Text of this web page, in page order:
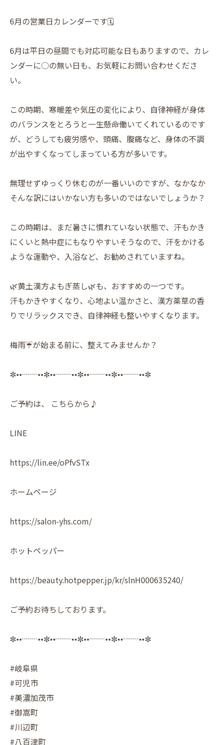
6月の営業日カレンダーです🗓️
6月は平日の昼間でも対応可能な日もありますので、カレ
ンダーに○の無い日も、お気軽にお問い合わせくださ
い。
この時期、寒暖差や気圧の変化により、自律神経が身体
のバランスをとろうと一生懸命働いてくれているのです
が、どうしても疲労感や、頭痛、腹痛など、身体の不調
が出やすくなってしまっている方が多いです。
無理せずゆっくり休むのが一番いいのですが、なかなか
そんな訳にはいかない方も多いのではないでしょうか？
この時期は、まだ暑さに慣れていない状態で、汗もかき
にくいと熱中症にもなりやすいそうなので、汗をかける
ような運動や、入浴など、お勧めされていますね。
🌿黄土漢方よもぎ蒸し🌿も、おすすめの一つです。
汗もかきやすくなり、心地よい温かさと、漢方薬草の香
りでリラックスでき、自律神経も整いやすくなります。
梅雨☔️が始まる前に、整えてみませんか？
✼••┈┈••✼••┈┈••✼••┈┈••✼••┈┈••✼
ご予約は、 こちらから♪
LINE
https://lin.ee/oPfvSTx
ホームページ
https://salon-yhs.com/
ホットペッパー
https://beauty.hotpepper.jp/kr/slnH000635240/
ご予約お待ちしております。
✼••┈┈••✼••┈┈••✼••┈┈••✼••┈┈••✼
#岐阜県
#可児市
#美濃加茂市
#御嵩町
#川辺町
#八百津町